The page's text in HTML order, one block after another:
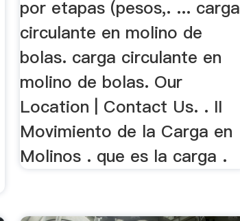
por etapas (pesos,. ... carga
circulante en molino de
bolas. carga circulante en
molino de bolas. Our
Location | Contact Us. . II
Movimiento de la Carga en
Molinos . que es la carga .